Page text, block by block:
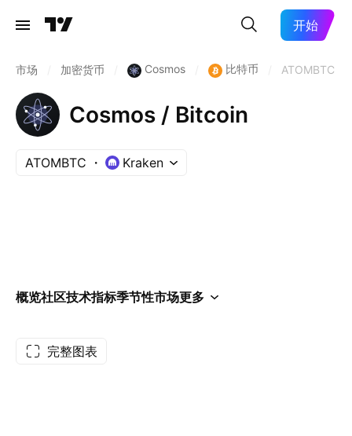
开始
市场 加密货币 Cosmos 比特币 ATOMBTC
Cosmos / Bitcoin
ATOMBTC Kraken
概览社区技术指标季节性市场更多
完整图表